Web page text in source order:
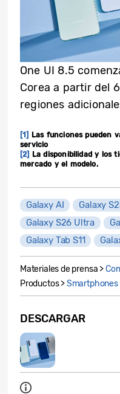
One UI 8.5
Corea a partir del
regiones
[1] Las funciones pueden
servicio
[2] La disponibilidad y los
mercado y el modelo.
Galaxy AI Galaxy
Galaxy S26 Ultra
Galaxy Tab S11
Materiales de prensa >
Productos >
DESCARGAR